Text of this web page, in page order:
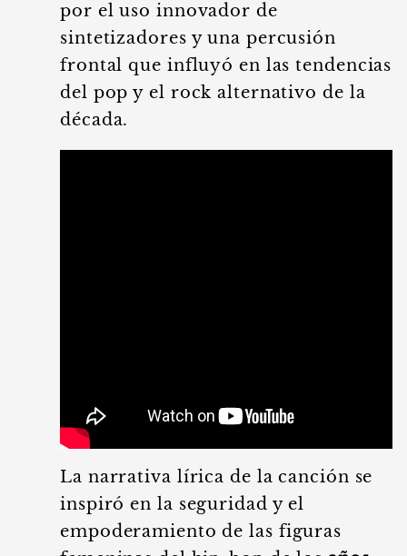
por el uso innovador de
sintetizadores y una percusión
frontal que influyó en las tendencias
del pop y el rock alternativo de la
década.
La narrativa lírica de la canción se
inspiró en la seguridad y el
empoderamiento de las figuras